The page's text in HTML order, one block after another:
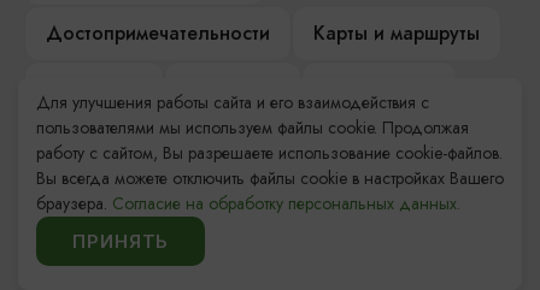
Достопримечательности
Карты и маршруты
Компас Балтийской кухни
Настоящий Калининградец
Музеи
Для улучшения работы сайта и его взаимодействия с
пользователями мы используем файлы cookie. Продолжая
работу с сайтом, Вы разрешаете использование cookie-файлов.
Вы всегда можете отключить файлы cookie в настройках Вашего
браузера. Согласие на обработку персональных данных.
ПРИНЯТЬ